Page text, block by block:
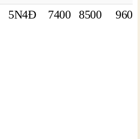
5N4Đ 7400 8500 9600